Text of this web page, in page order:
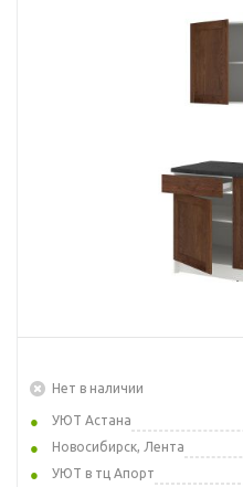
Нет в наличии
УЮТ Астана
Новосибирск, Лента
УЮТ в тц Апорт